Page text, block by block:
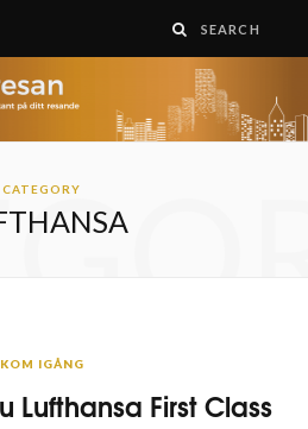
CATEGORY
KOM IGÅNG
Lufthansa First Class